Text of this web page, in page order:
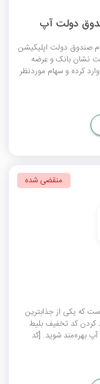
از %20 تخفیف سهام صندوق دولت اپلیکیشن
نشان بانک و عرضه
کرده و سهام موردنظر
که یکی از جذابترین
کردن کد تخفیف بلیط
آپ بهره‌مند شوید. [کد
منقضی شده